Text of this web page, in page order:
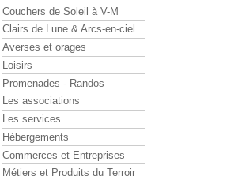
Couchers de Soleil à V-M
Clairs de Lune & Arcs-en-ciel
Averses et orages
Loisirs
Promenades - Randos
Les associations
Les services
Hébergements
Commerces et Entreprises
Métiers et Produits du Terroir